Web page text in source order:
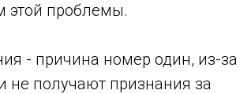
этой проблемы.
- причина номер один, из-за
не получают признания за